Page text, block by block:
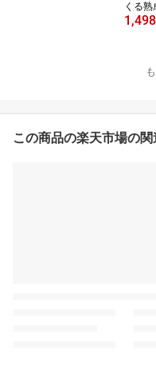
くる
ー ポ
淡路
くる
1,498
この商品の楽天市場の